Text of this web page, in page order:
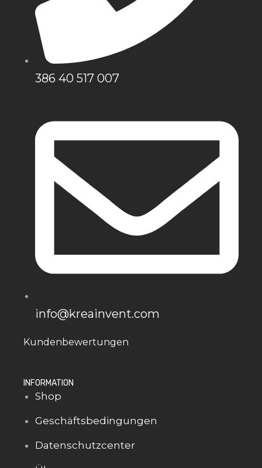
386 40 517 007
info@kreainvent.com
Kundenbewertungen
INFORMATION
Shop
Geschäftsbedingungen
Datenschutzcenter